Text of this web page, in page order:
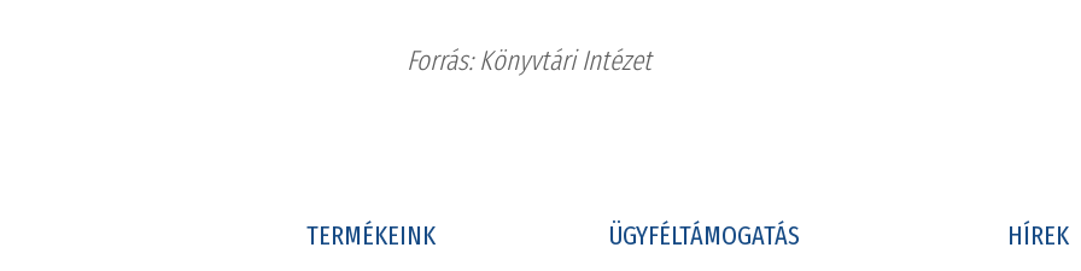
Forrás: Könyvtári Intézet
TERMÉKEINK ÜGYFÉLTÁMOGATÁS HÍREK